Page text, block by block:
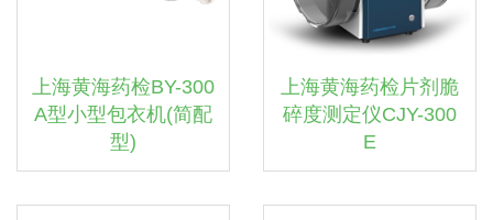
上海黄海药检BY-300
A型小型包衣机(简配
型)
上海黄海药检片剂脆
碎度测定仪CJY-300
E